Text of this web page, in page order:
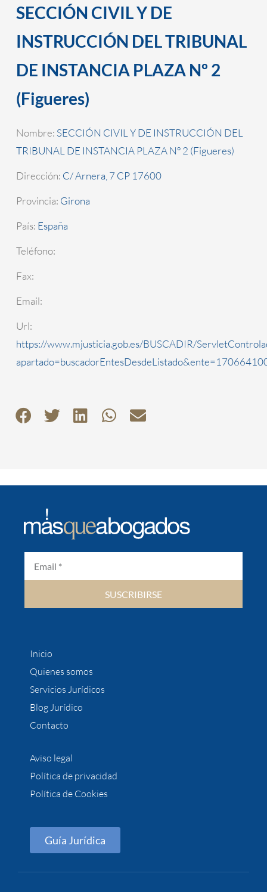
SECCIÓN CIVIL Y DE
INSTRUCCIÓN DEL TRIBUNAL
DE INSTANCIA PLAZA Nº 2
(Figueres)
Nombre: SECCIÓN CIVIL Y DE INSTRUCCIÓN DEL
TRIBUNAL DE INSTANCIA PLAZA Nº 2 (Figueres)
Dirección: C/ Arnera, 7 CP 17600
Provincia: Girona
País: España
Teléfono:
Fax:
Email:
Url:
https://www.mjusticia.gob.es/BUSCADIR/
SUSCRIBIRSE
Inicio
Quienes somos
Servicios Jurídicos
Blog Jurídico
Contacto
Aviso legal
Política de privacidad
Política de Cookies
Guía Jurídica